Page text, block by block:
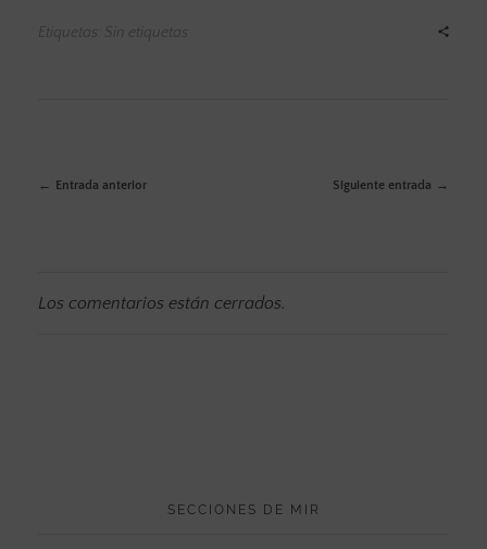
Etiquetas: Sin etiquetas
Entrada anterior Siguiente entrada
Los comentarios están cerrados.
SECCIONES DE MIR